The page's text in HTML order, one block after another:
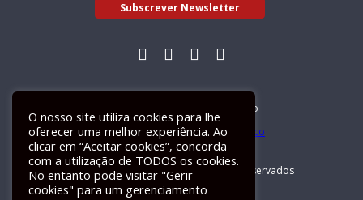
Subscrever Newsletter
Livro de Reclamações Electrónico
GALILEU 2026 © Todos os direitos reservados
O nosso site utiliza cookies para lhe
oferecer uma melhor experiência. Ao
clicar em “Aceitar cookies”, concorda
com a utilização de TODOS os cookies.
No entanto pode visitar "Gerir
cookies" para um gerenciamento